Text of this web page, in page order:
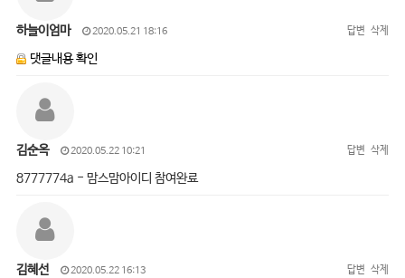
하늘이엄마 2020.05.21 18:16 답변 삭제
댓글내용 확인
김순옥 2020.05.22 10:21 답변 삭제
8777774a - 맘스맘아이디 참여완료
김혜선 2020.05.22 16:13 답변 삭제